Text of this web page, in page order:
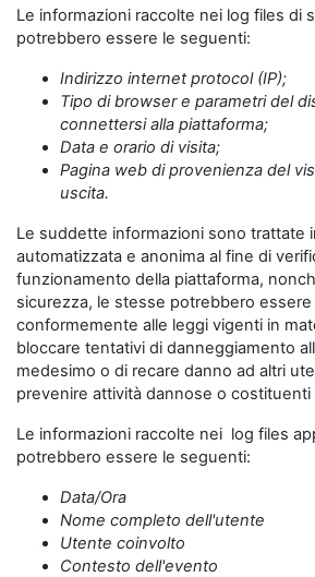
Le informazioni raccolte nei log files di
potrebbero essere le seguenti:
Indirizzo internet protocol (IP);
Tipo di browser e parametri del
connettersi alla piattaforma;
Data e orario di visita;
Pagina web di provenienza del
uscita.
Le suddette informazioni sono trattate
automatizzata e anonima al fine di
funzionamento della piattaforma,
sicurezza, le stesse potrebbero essere
conformemente alle leggi vigenti in
bloccare tentativi di danneggiamento
medesimo o di recare danno ad altri
prevenire attività dannose o costituenti
Le informazioni raccolte nei log files
potrebbero essere le seguenti:
Data/Ora
Nome completo dell'utente
Utente coinvolto
Contesto dell'evento